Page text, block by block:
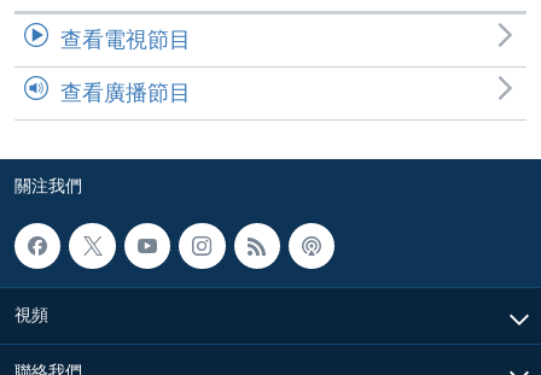
查看電視節目
查看廣播節目
關注我們
視頻